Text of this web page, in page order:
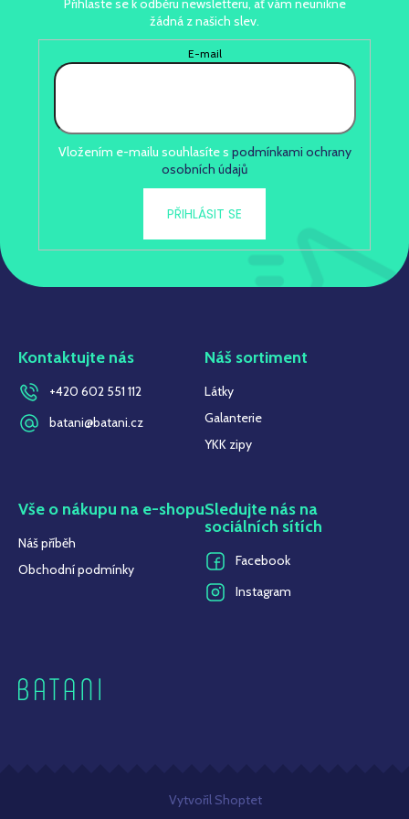
s
u
Přihlaste se k odběru newsletteru, ať vám neunikne
žádná z našich slev.
E-mail
Vložením e-mailu souhlasíte s podmínkami ochrany
osobních údajů
PŘIHLÁSIT SE
Kontaktujte nás
+420 602 551 112
batani@batani.cz
Náš sortiment
Látky
Galanterie
YKK zipy
Vše o nákupu na e-shopu
Náš příběh
Obchodní podmínky
Sledujte nás na
sociálních sítích
Facebook
Instagram
Vytvořil Shoptet